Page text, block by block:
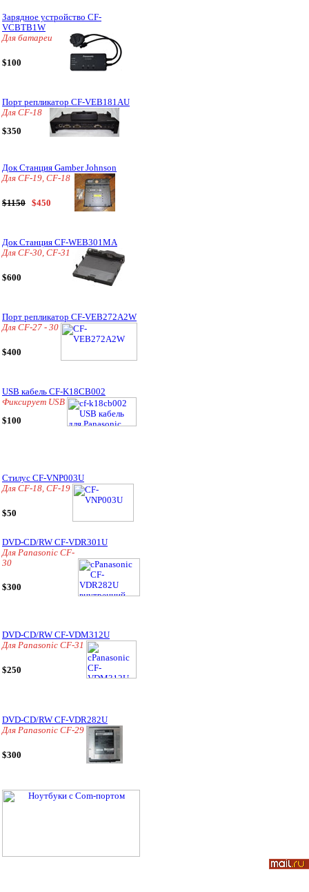
Зарядное устройство CF-
VCBTB1W
Для батареи
$100
Порт репликатор CF-VEB181AU
Для CF-18
$350
Док Станция Gamber Johnson
Для CF-19, CF-18
$1150 $450
Док Станция CF-WEB301MA
Для CF-30, CF-31
$600
Порт репликатор CF-VEB272A2W
Для CF-27 - 30
$400
USB кабель CF-K18CB002
Фиксирует USB
$100
Стилус CF-VNP003U
Для CF-18, CF-19
$50
DVD-CD/RW CF-VDR301U
Для Panasonic CF-
30
$300
DVD-CD/RW CF-VDM312U
Для Panasonic CF-31
$250
DVD-CD/RW CF-VDR282U
Для Panasonic CF-29
$300